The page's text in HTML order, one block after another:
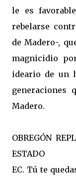
le es
rebelarse
de Madero-,
magnicidio
ideario de un
generaciones
Madero.
OBREGÓN
ESTADO
EC. Tú te